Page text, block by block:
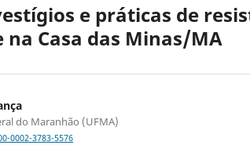
e práticas de
na Casa das Minas/MA
do Maranhão (UFMA)
0002-3783-5576